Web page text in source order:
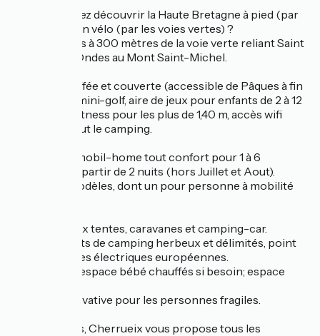
Vous souhaitez découvrir la Haute Bretagne à pied (par
le GR 34) ou en vélo (par les voies vertes) ?
Nous sommes à 300 mètres de la voie verte reliant Saint
Benoit-des-Ondes au Mont Saint-Michel.
Piscine chauffée et couverte (accessible de Pâques à fin
septembre), mini-golf, aire de jeux pour enfants de 2 à 12
ans, espace fitness pour les plus de 1,40 m, accès wifi
payant sur tout le camping.
Location de mobil-home tout confort pour 1 à 6
personnes, à partir de 2 nuits (hors Juillet et Aout).
Différents modèles, dont un pour personne à mobilité
Bienvenue aux tentes, caravanes et camping-car.
Emplacements de camping herbeux et délimités, point
d’eau et bornes électriques européennes.
Sanitaires et espace bébé chauffés si besoin; espace
Salle d’eau privative pour les personnes fragiles.
À 300 mètres, Cherrueix vous propose tous les